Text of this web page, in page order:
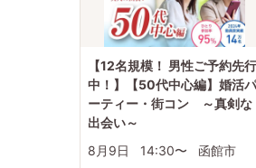
【12名規模！ 男性ご予約先行
中！】【50代中心編】婚活パ
ーティー・街コン ～真剣な
出会い～
8月9日
14:30〜 函館市